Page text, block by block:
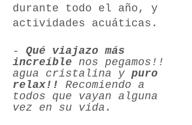
durante todo el año, y
actividades acuáticas.
- Qué viajazo más
increíble nos pegamos!!
agua cristalina y puro
relax!!
Recomiendo a
todos que vayan alguna
vez en su vida.